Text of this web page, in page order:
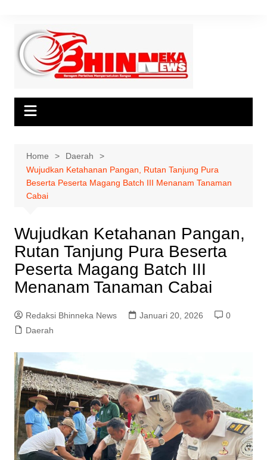
content
Home
Daerah
Wujudkan Ketahanan Pangan, Rutan Tanjung Pura
Beserta Peserta Magang Batch III Menanam Tanaman
Cabai
Wujudkan Ketahanan Pangan,
Rutan Tanjung Pura Beserta
Peserta Magang Batch III
Menanam Tanaman Cabai
Redaksi Bhinneka News Januari 20, 2026
0
Daerah